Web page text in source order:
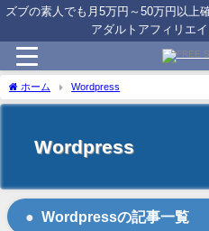
ズブの素人でも月5万円～50万円以上
アダルトアフィリエ
ホーム Wordpress
Wordpress
Wordpressの記事一覧